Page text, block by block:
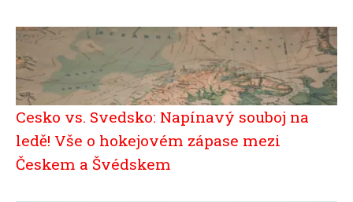
Cesko vs. Svedsko: Napínavý souboj na
ledě! Vše o hokejovém zápase mezi
Českem a Švédskem